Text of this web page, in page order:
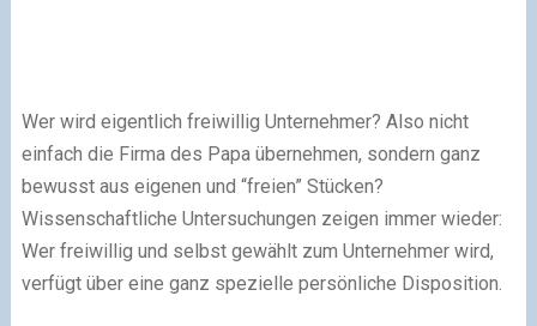
Wer wird eigentlich freiwillig Unternehmer? Also nicht
einfach die Firma des Papa übernehmen, sondern ganz
bewusst aus eigenen und “freien” Stücken?
Wissenschaftliche Untersuchungen zeigen immer wieder:
Wer freiwillig und selbst gewählt zum Unternehmer wird,
verfügt über eine ganz spezielle persönliche Disposition.